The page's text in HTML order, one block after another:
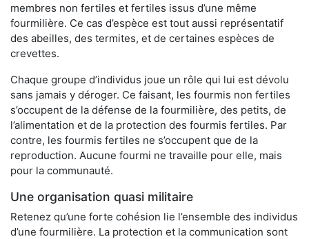
membres non fertiles et fertiles issus d’une même
fourmilière. Ce cas d’espèce est tout aussi représentatif
des abeilles, des termites, et de certaines espèces de
crevettes.
Chaque groupe d’individus joue un rôle qui lui est dévolu
sans jamais y déroger. Ce faisant, les fourmis non fertiles
s’occupent de la défense de la fourmilière, des petits, de
l’alimentation et de la protection des fourmis fertiles. Par
contre, les fourmis fertiles ne s’occupent que de la
reproduction. Aucune fourmi ne travaille pour elle, mais
pour la communauté.
Une organisation quasi militaire
Retenez qu’une forte cohésion lie l’ensemble des individus
d’une fourmilière. La protection et la communication sont